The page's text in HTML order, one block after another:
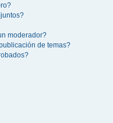
moderador?
de temas?